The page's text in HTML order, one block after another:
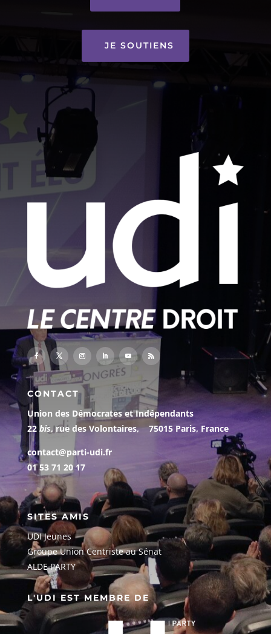
JE SOUTIENS
CONTACT
Union des Démocrates et Indépendants
22 bis, rue des Volontaires, 75015 Paris, France
contact@parti-udi.fr
01 53 71 20 17
SITES AMIS
UDI Jeunes
Groupe Union Centriste au Sénat
ALDE PARTY
L'UDI EST MEMBRE DE